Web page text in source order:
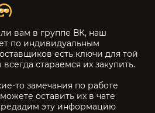
вам в группе ВК, наш
по индивидуальным
есть ключи для той
стараемся их закупить.
то замечания по работе
оставить их в чате
эту информацию